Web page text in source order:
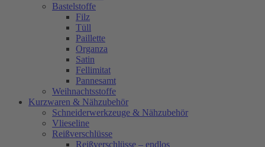
Bastelstoffe
Filz
Tüll
Paillette
Organza
Satin
Fellimitat
Pannesamt
Weihnachtsstoffe
Kurzwaren & Nähzubehör
Schneiderwerkzeuge & Nähzubehör
Vlieseline
Reißverschlüsse
Reißverschlüsse – endlos